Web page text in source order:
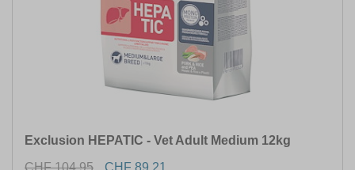
Exclusion HEPATIC - Vet Adult Medium 12kg
CHF 104.95
CHF 89.21